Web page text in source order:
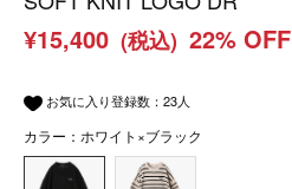
¥15,400 (税込) 22% OFF
お気に入り登録数： 23人
カラー：ホワイト×ブラック